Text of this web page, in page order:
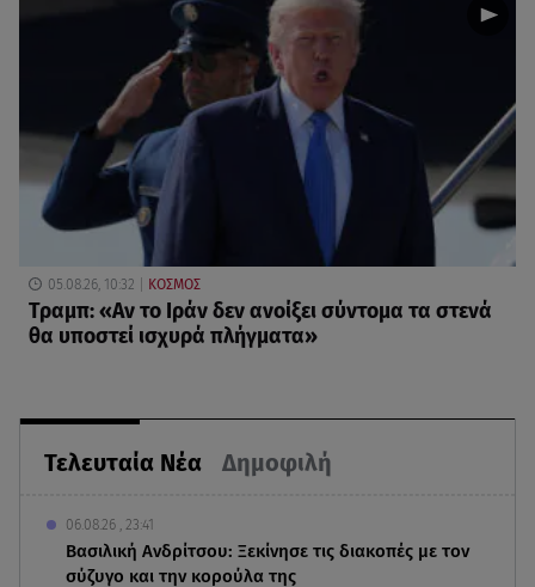
Τελευταία Νέα Δημοφιλή
06.08.26 , 23:41
Βασιλική Ανδρίτσου: Ξεκίνησε τις διακοπές με τον
σύζυγο και την κορούλα της
05.08.26, 10:32 ΚΟΣΜΟΣ
Τραμπ: «Αν το Ιράν δεν ανοίξει σύντομα τα στενά
θα υποστεί ισχυρά πλήγματα»